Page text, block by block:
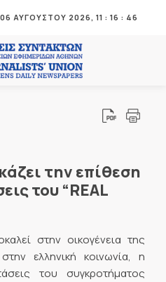
06 ΑΥΓΟΥΣΤΟΥ 2026, 11 : 16 : 46
την επίθεση
του “REAL
στην οικογένεια της
ελληνική κοινωνία, η
του συγκροτήματος